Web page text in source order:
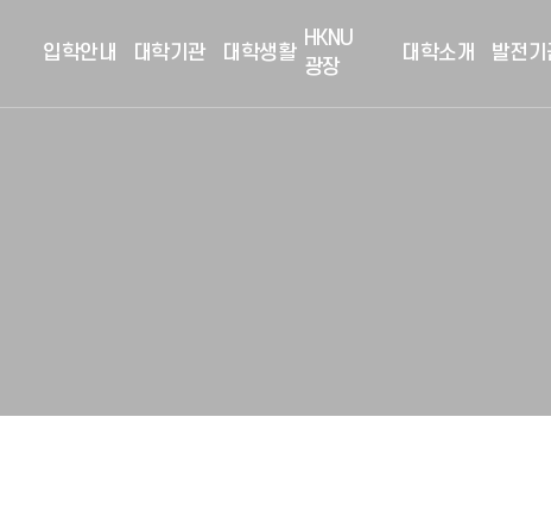
입학안내 대학기관 대학생활
HKNU
광장
대학소개 발전기